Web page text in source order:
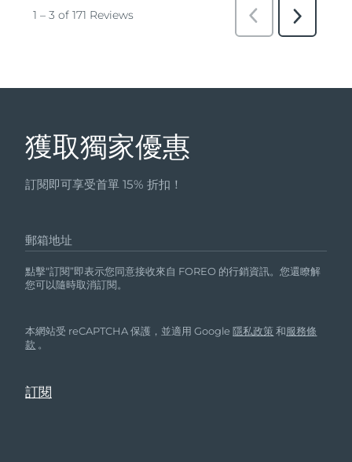
獲取獨家優惠
訂閱即可享受首單 15% 折扣！
郵箱地址
點擊“訂閱”即表示您同意接收來自 FOREO 的行銷資訊。您還瞭解
您可以隨時取消訂閱。
本網站受 reCAPTCHA 保護，並適用 Google隱私政策 和服務條
款 。